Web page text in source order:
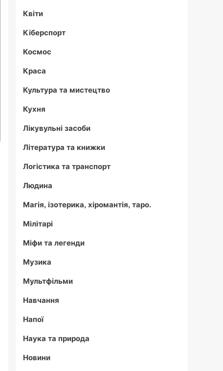
Квіти
Кіберспорт
Космос
Краса
Культура та мистецтво
Кухня
Лікувульні засоби
Література та книжки
Логістика та транспорт
Людина
Магія, ізотерика, хіромантія, таро.
Мілітарі
Міфи та легенди
Музика
Мультфільми
Навчання
Напої
Наука та природа
Новини